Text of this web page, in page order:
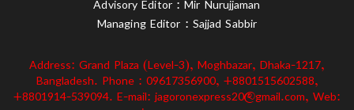
Advisory Editor : Mir Nurujjaman
Managing Editor : Sajjad Sabbir
Address: Grand Plaza (Level-3), Moghbazar, Dhaka-1217,
Bangladesh. Phone : 09617356900, +8801515602588,
+8801914-539094. E-mail: jagoronexpress20@gmail.com, Web: